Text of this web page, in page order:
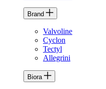
Brand
Valvoline
Cyclon
Tectyl
Allegrini
Biora